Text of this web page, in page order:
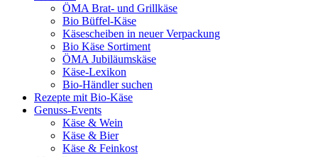
ÖMA Brat- und Grillkäse
Bio Büffel-Käse
Käsescheiben in neuer Verpackung
Bio Käse Sortiment
ÖMA Jubiläumskäse
Käse-Lexikon
Bio-Händler suchen
Rezepte mit Bio-Käse
Genuss-Events
Käse & Wein
Käse & Bier
Käse & Feinkost